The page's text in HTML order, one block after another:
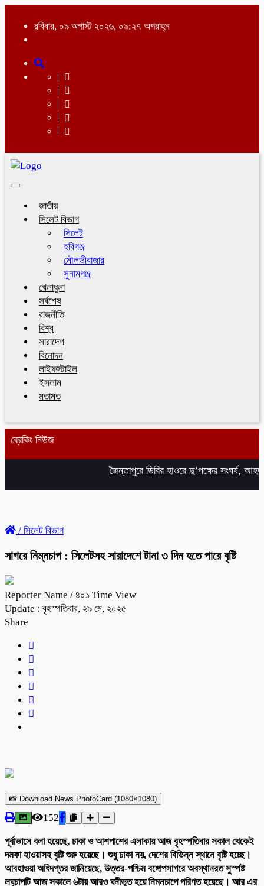
রবিবার, ০৯ অগাস্ট ২০২৬, ০৯:২৭ অপরাহ্ন
Toggle
জাতীয়
সিলেট বিভাগ
সিলেট
হবিগঞ্জ
মৌলভীবাজার
সুনামগঞ্জ
খেলাধুলা
সর্বশেষ
রাজনীতি
বিশ্ব
সারাদেশ
বিনোদন
লাইফস্টাইল
ইসলাম
মতামত
ব্রেকিং নিউজ
জৈন্তাপুরে ডিবির হাওরে দু’পক্ষের সংঘর্ষ, আহত ৮
/ সিলেট বিভাগ
সাগরে নিম্নচাপ : সিলেটসহ সারাদেশে টানা ৩ দিন হতে পারে বৃষ্টি
Reporter Name / ৪০১ Time View
Update : বৃহস্পতিবার, ২৯ মে, ২০২৫
Share
📸 Download News PhotoCard (1080×1080)
152
পূর্বাভাসে বলা হয়েছে, ঢাকা ও আশপাশের এলাকায় আজ বৃহস্পতিবার সকাল থেকেই
দমকা হাওয়াসহ বৃষ্টি শুরু হয়েছে। শুধু ঢাকা নয়, দেশের বিভিন্ন স্থানে বৃষ্টি হচ্ছে।
আবহাওয়া অধিদপ্তর জানিয়েছে, উত্তর-পশ্চিম বঙ্গোপসাগরে অবস্থানরত সুস্পষ্ট
লঘুচাপটি আজ সকালে ৬টায় আরও ঘনীভূত হয়ে নিম্নচাপে পরিণত হয়েছে। আর এর